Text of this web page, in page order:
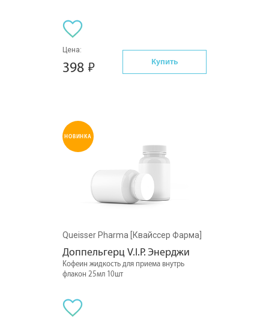
Цена:
398 Купить
НОВИНКА
Queisser Pharma [Квайссер Фарма]
Доппельгерц V.I.P. Энерджи
Кофеин жидкость для приема внутрь
флакон 25мл 10шт